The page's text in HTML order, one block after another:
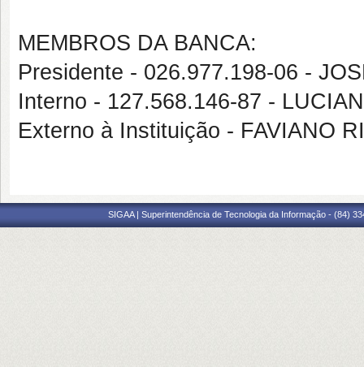
MEMBROS DA BANCA:
Presidente - 026.977.198-06 -
Interno - 127.568.146-87 -
Externo à Instituição - FAVIANO
SIGAA | Superintendência de Tecnologia da Informação - (84)